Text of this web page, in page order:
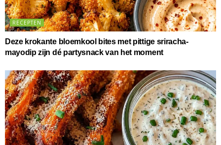
RECEPTEN
Deze krokante bloemkool bites met pittige sriracha-
mayodip zijn dé partysnack van het moment